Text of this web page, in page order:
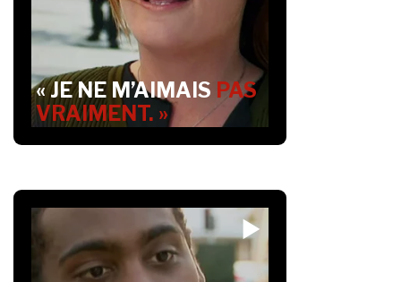
« JE NE M’AIMAIS PAS
VRAIMENT. »